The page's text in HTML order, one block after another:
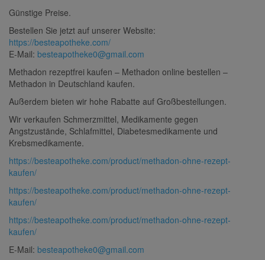
Günstige Preise.
Bestellen Sie jetzt auf unserer Website:
https://besteapotheke.com/
E-Mail: besteapotheke0@gmail.com
Methadon rezeptfrei kaufen – Methadon online bestellen –
Methadon in Deutschland kaufen.
Außerdem bieten wir hohe Rabatte auf Großbestellungen.
Wir verkaufen Schmerzmittel, Medikamente gegen
Angstzustände, Schlafmittel, Diabetesmedikamente und
Krebsmedikamente.
https://besteapotheke.com/product/methadon-ohne-rezept-
kaufen/
https://besteapotheke.com/product/methadon-ohne-rezept-
kaufen/
https://besteapotheke.com/product/methadon-ohne-rezept-
kaufen/
E-Mail: besteapotheke0@gmail.com